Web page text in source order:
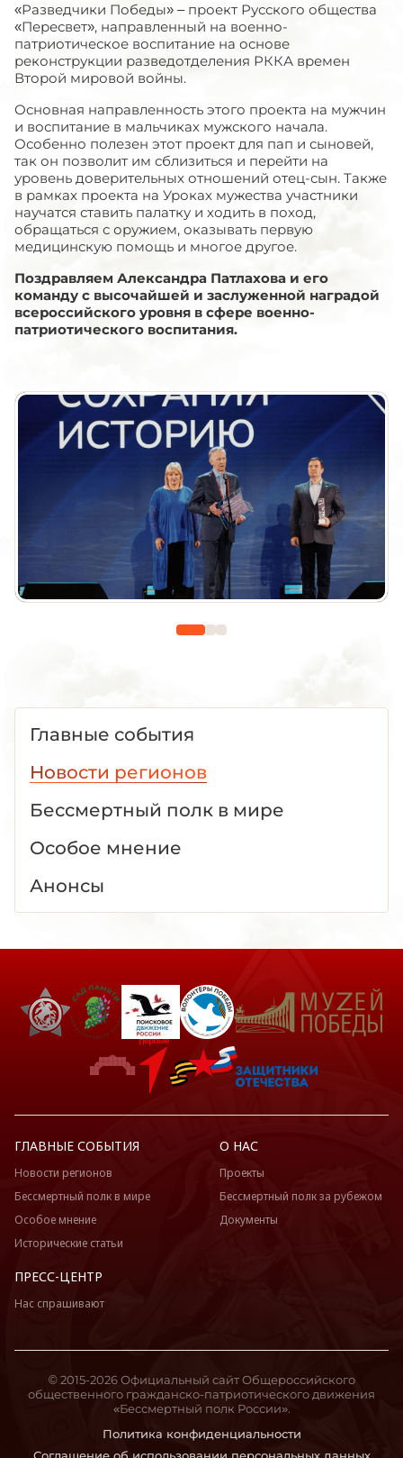
«Разведчики Победы» – проект Русского общества
«Пересвет», направленный на военно-
патриотическое воспитание на основе
реконструкции разведотделения РККА времен
Второй мировой войны.
Основная направленность этого проекта на мужчин
и воспитание в мальчиках мужского начала.
Особенно полезен этот проект для пап и сыновей,
так он позволит им сблизиться и перейти на
уровень доверительных отношений отец-сын. Также
в рамках проекта на Уроках мужества участники
научатся ставить палатку и ходить в поход,
обращаться с оружием, оказывать первую
медицинскую помощь и многое другое.
Поздравляем Александра Патлахова и его
команду с высочайшей и заслуженной наградой
всероссийского уровня в сфере военно-
патриотического воспитания.
Главные события
Новости регионов
Бессмертный полк в мире
Особое мнение
Анонсы
ГЛАВНЫЕ СОБЫТИЯ
Новости регионов
Бессмертный полк в мире
Особое мнение
Исторические статьи
О НАС
Проекты
Бессмертный полк за рубежом
Документы
ПРЕСС-ЦЕНТР
Нас спрашивают
Политика конфиденциальности
© 2015-2026 Официальный сайт Общероссийского
общественного гражданско-патриотического движения
«Бессмертный полк России».